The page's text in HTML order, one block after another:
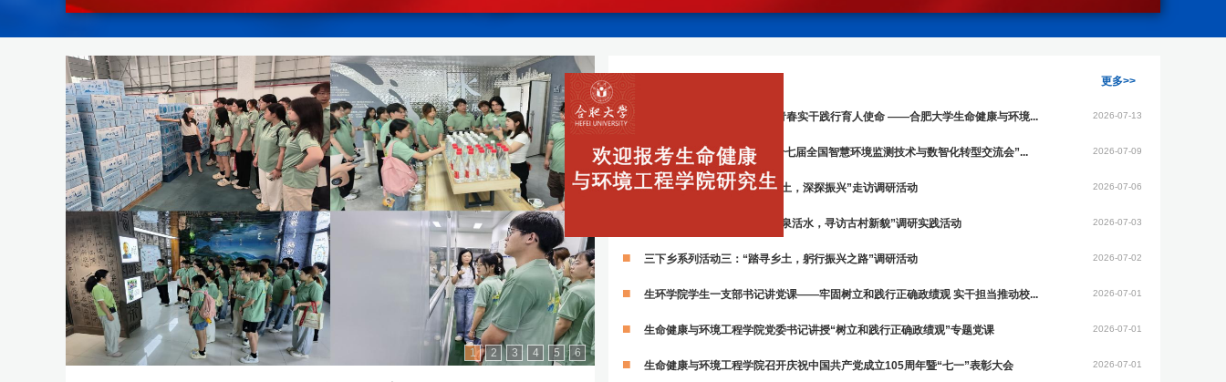
1 2 3 4 5 6
更多>>
以专业所长赋能乡村振兴以青春实干践行育人使命 ——合肥大学生命健康与环境... 2026-07-13
我校参与主办的“2026年第十七届全国智慧环境监测技术与数智化转型交流会”... 2026-07-09
三下乡系列活动五：“踏访乡土，深探振兴”走访调研活动 2026-07-06
三下乡系列活动四：“溯源山泉活水，寻访古村新貌”调研实践活动 2026-07-03
三下乡系列活动三：“踏寻乡土，躬行振兴之路”调研活动 2026-07-02
生环学院学生一支部书记讲党课——牢固树立和践行正确政绩观 实干担当推动校... 2026-07-01
生命健康与环境工程学院党委书记讲授“树立和践行正确政绩观”专题党课 2026-07-01
生命健康与环境工程学院召开庆祝中国共产党成立105周年暨“七一”表彰大会 2026-07-01